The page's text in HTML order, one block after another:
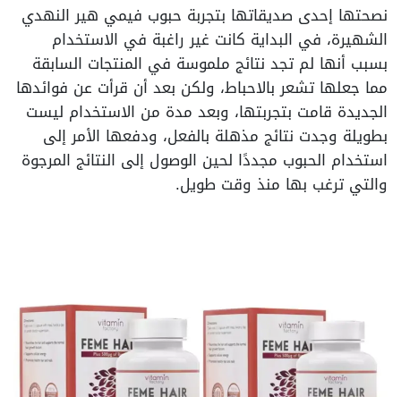
نصحتها إحدى صديقاتها بتجربة حبوب فيمي هير النهدي
الشهيرة، في البداية كانت غير راغبة في الاستخدام
بسبب أنها لم تجد نتائج ملموسة في المنتجات السابقة
مما جعلها تشعر بالاحباط، ولكن بعد أن قرأت عن فوائدها
الجديدة قامت بتجربتها، وبعد مدة من الاستخدام ليست
بطويلة وجدت نتائج مذهلة بالفعل، ودفعها الأمر إلى
استخدام الحبوب مجددًا لحين الوصول إلى النتائج المرجوة
والتي ترغب بها منذ وقت طويل.